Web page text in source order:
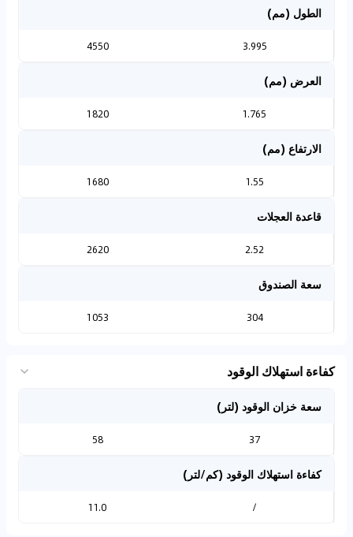
الطول (مم)
3.995
4550
العرض (مم)
1.765
1820
الارتفاع (مم)
1.55
1680
قاعدة العجلات
2.52
2620
سعة الصندوق
304
1053
كفاءة استهلاك الوقود
سعة خزان الوقود (لتر)
37
58
كفاءة استهلاك الوقود (كم/لتر)
/
11.0